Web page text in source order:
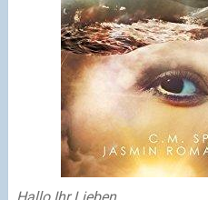
Hallo Ihr Lieben